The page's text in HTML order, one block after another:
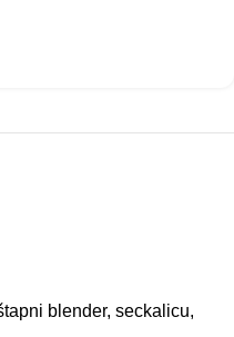
blender, seckalicu,